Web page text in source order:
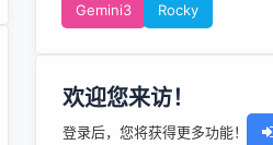
Gemini3
Rocky
欢迎您来访！
登录后，您将获得更多功能！